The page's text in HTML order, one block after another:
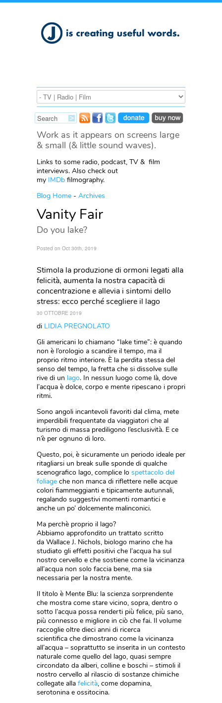
Work as it appears on screens large
& small (& little sound waves).
Links to some radio, podcast, TV & film
interviews. Also check out
my IMDb filmography.
Blog Home - Archives
Vanity Fair
Do you lake?
Posted on Oct 30th, 2019
Stimola la produzione di ormoni legati alla
felicità, aumenta la nostra capacità di
concentrazione e allevia i sintomi dello
stress: ecco perché scegliere il lago
30 OTTOBRE 2019
di LIDIA PREGNOLATO
Gli americani lo chiamano “lake time”: è quando
non è l’orologio a scandire il tempo, ma il
proprio ritmo interiore. È la perdita stessa del
senso del tempo, la fretta che si dissolve sulle
rive di un lago. In nessun luogo come là, dove
l’acqua è dolce, corpo e mente ripescano i propri
ritmi.
Sono angoli incantevoli favoriti dal clima, mete
imperdibili frequentate da viaggiatori che al
turismo di massa prediligono l’esclusività. E ce
n’è per ognuno di loro.
Questo, poi, è sicuramente un periodo ideale per
ritagliarsi un break sulle sponde di qualche
scenografico lago, complice lo spettacolo del
foliage che non manca di riflettere nelle acque
colori fiammeggianti e tipicamente autunnali,
regalando suggestivi momenti romantici e
anche un po’ dolcemente malinconici.
Ma perchè proprio il lago?
Abbiamo approfondito un trattato scritto
da Wallace J. Nichols, biologo marino che ha
studiato gli effetti positivi che l’acqua ha sul
nostro cervello e che sostiene come la vicinanza
all’acqua non solo faccia bene, ma sia
necessaria per la nostra mente.
Il titolo è Mente Blu: la scienza sorprendente
che mostra come stare vicino, sopra, dentro o
sotto l’acqua possa renderti più felice, più sano,
più connesso e migliore in ciò che fai. Il volume
raccoglie oltre dieci anni di ricerca
scientifica che dimostrano come la vicinanza
all’acqua – soprattutto se inserita in un contesto
naturale come quello del lago, quasi sempre
circondato da alberi, colline e boschi – stimoli il
nostro cervello al rilascio di sostanze chimiche
collegate alla felicità, come dopamina,
serotonina e ossitocina.